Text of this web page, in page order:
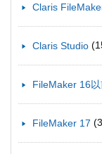
Claris
Claris Studio
FileMaker 16
FileMaker 17